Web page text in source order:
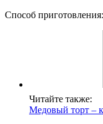
Способ приготовления:
Читайте также:
Медовый торт –